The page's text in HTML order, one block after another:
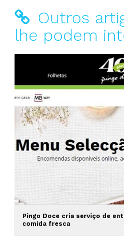
Outros
lhe podem
Pingo Doce cria serviço de
comida fresca